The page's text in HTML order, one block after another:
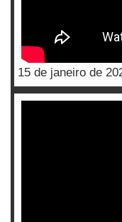
15 de janeiro de